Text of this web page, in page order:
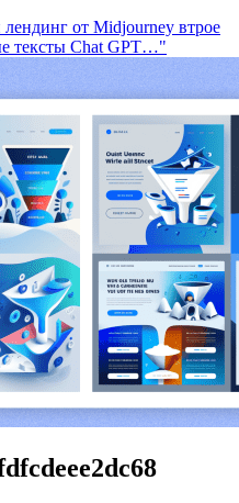
от Midjourney втрое
тексты Chat GPT…"